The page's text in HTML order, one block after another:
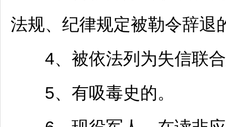
法规、纪律规定被勒令辞退
4、被依法列为失信联合
5、有吸毒史的。